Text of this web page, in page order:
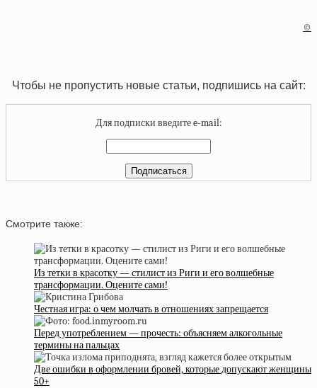
©
Чтобы не пропустить новые статьи, подпишись на сайт:
Для подписки введите e-mail:
Смотрите также:
Из тетки в красотку — стилист из Риги и его волшебные
трансформации. Оцените сами!
Честная игра: о чем молчать в отношениях запрещается
Перед употреблением ― прочесть: объясняем алкогольные
термины на пальцах
Две ошибки в оформлении бровей, которые допускают женщины
50+